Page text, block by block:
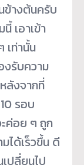
ข้างต้นครับ
เอาเข้า
เท่านั้น
งรับความ
ลังจากที่
รอบ
ค่อย ๆ ถูก
ได้เร็วขึ้น ดี
ปลี่ยนไป